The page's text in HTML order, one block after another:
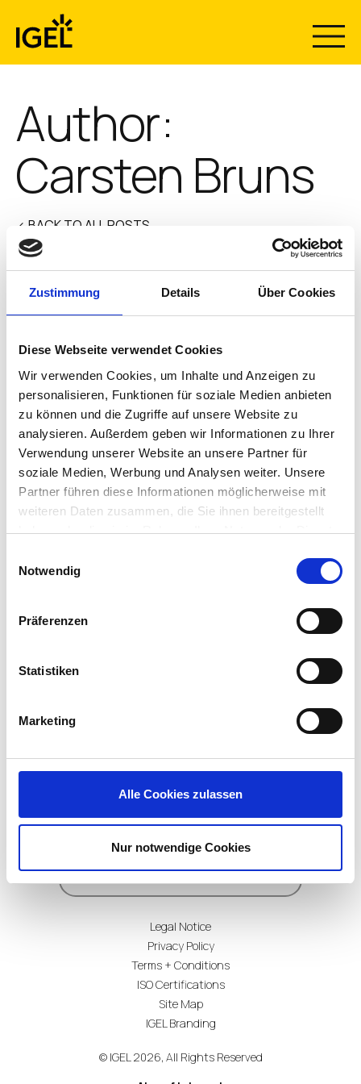
Zustimmung Details Über Cookies
Diese Webseite verwendet Cookies
Wir verwenden Cookies, um Inhalte und Anzeigen zu
personalisieren, Funktionen für soziale Medien anbieten
zu können und die Zugriffe auf unsere Website zu
analysieren. Außerdem geben wir Informationen zu Ihrer
Verwendung unserer Website an unsere Partner für
soziale Medien, Werbung und Analysen weiter. Unsere
Partner führen diese Informationen möglicherweise mit
weiteren Daten zusammen, die Sie ihnen bereitgestellt
haben oder die sie im Rahmen Ihrer Nutzung der Dienste
Notwendig
Präferenzen
Statistiken
Marketing
Alle Cookies zulassen
Nur notwendige Cookies
content
Author:
Carsten Bruns
< BACK TO ALL POSTS
IGEL DISRUPT and Why to
Join
(The following is a guest blog post from Carsten Bruns)
I’m often asked by people which event is a must and
what to attend. So I decided to write a post about an
event which I attended the past two years…
Carsten Bruns•January 21, 2020
Subscribe for Updates
Legal Notice
Privacy Policy
Terms + Conditions
ISO Certifications
Site Map
IGEL Branding
© IGEL 2026, All Rights Reserved